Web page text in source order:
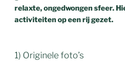
relaxte, ongedwongen sfeer.
activiteiten op een rij gezet.
1) Originele foto’s